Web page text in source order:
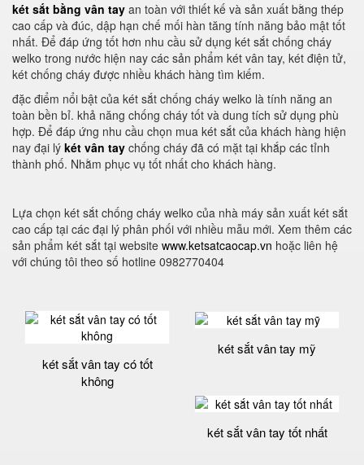
két sắt bằng vân tay an toàn với thiết kế và sản xuất bằng thép
cao cấp và đúc, dập hạn chế mối hàn tăng tính năng bảo mật tốt
nhất. Để đáp ứng tốt hơn nhu cầu sử dụng két sắt chống cháy
welko trong nước hiện nay các sản phẩm két vân tay, két điện tử,
két chống cháy được nhiều khách hàng tìm kiếm.
đặc điểm nổi bật của két sắt chống cháy welko là tính năng an
toàn bền bỉ. khả năng chống cháy tốt và dung tích sử dụng phù
hợp. Để đáp ứng nhu cầu chọn mua két sắt của khách hàng hiện
nay đại lý két vân tay chống cháy đã có mặt tại khắp các tỉnh
thành phố. Nhằm phục vụ tốt nhất cho khách hàng.
Lựa chọn két sắt chống cháy welko của nhà máy sản xuất két sắt
cao cấp tại các đại lý phân phối với nhiều mẫu mới. Xem thêm các
sản phẩm két sắt tại website www.ketsatcaocap.vn hoặc liên hệ
với chúng tôi theo số hotline 0982770404
két sắt vân tay có tốt
không
két sắt vân tay mỹ
két sắt vân tay tốt nhất